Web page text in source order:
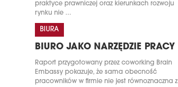
praktyce prawniczej oraz kierunkach rozwoju
rynku nie ...
BIURA
BIURO JAKO NARZĘDZIE PRACY
Raport przygotowany przez coworking Brain
Embassy pokazuje, że sama obecność
pracowników w firmie nie jest równoznaczna z